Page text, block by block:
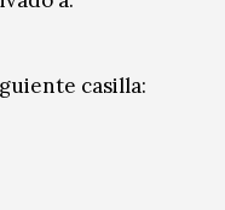
casilla: